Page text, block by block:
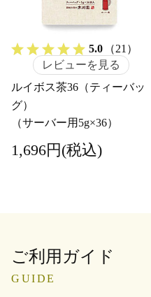
5.0
（21）
レビューを見る
ルイボス茶36（ティーバッ
グ）
（サーバー用5g×36）
1,696円(税込)
ご利用ガイド
GUIDE